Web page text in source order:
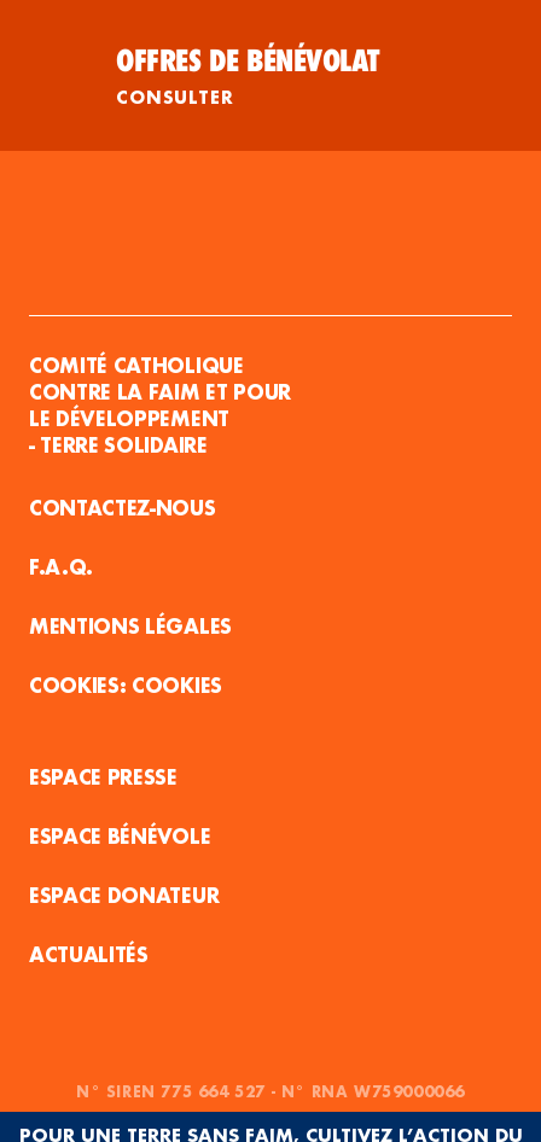
OFFRES DE BÉNÉVOLAT
CONSULTER
COMITÉ CATHOLIQUE
CONTRE LA FAIM ET POUR
LE DÉVELOPPEMENT
- TERRE SOLIDAIRE
CONTACTEZ-NOUS
F.A.Q.
MENTIONS LÉGALES
COOKIES
ESPACE PRESSE
ESPACE BÉNÉVOLE
ESPACE DONATEUR
ACTUALITÉS
N° SIREN 775 664 527 - N° RNA W759000066
POUR UNE TERRE SANS FAIM, CULTIVEZ L’ACTION DU